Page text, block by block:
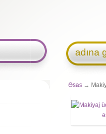
adına
Əsas →